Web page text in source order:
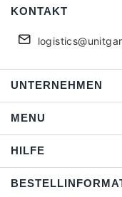
KONTAKT
UNTERNEHMEN
MENU
HILFE